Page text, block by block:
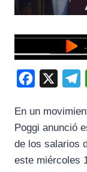
c
e
b
l
e
g
En un
Poggi anunció
de los salarios
este miércoles